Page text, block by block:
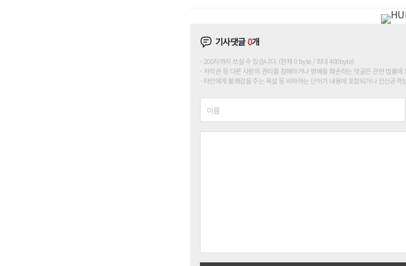
기사댓글0개
200자까지 쓰실 수 있습니다. (현재 0 byte / 최대 400byte)
저작권 등 다른 사람의 권리를 침해하거나 명예를 훼손하는 댓글은 관련 법률에
타인에게 불쾌감을 주는 욕설 등 비하하는 단어가 내용에 포함되거나 인신공격